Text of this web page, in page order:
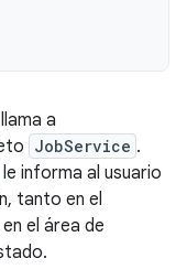
a
JobService .
le informa al usuario
tanto en el
el área de